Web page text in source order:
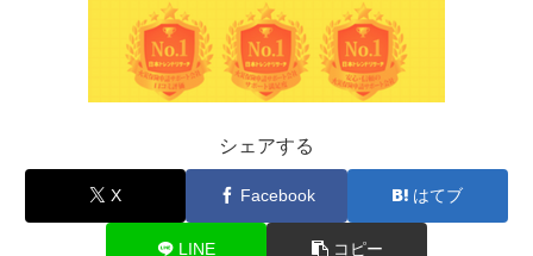
シェアする
X Facebook はてブ
LINE コピー